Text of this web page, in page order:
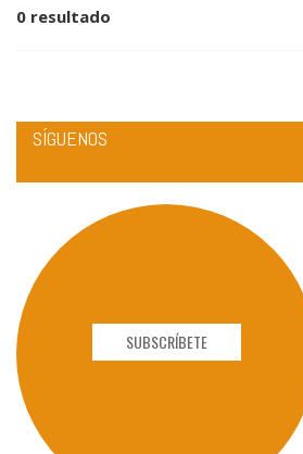
0 resultado
SÍGUENOS
SUBSCRÍBETE